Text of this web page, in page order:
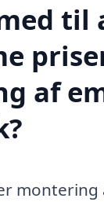
til
af